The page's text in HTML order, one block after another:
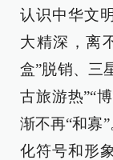
认识中华文
大精深，离
盒”脱销、三
古旅游热”“
渐不再“和寡
化符号和形